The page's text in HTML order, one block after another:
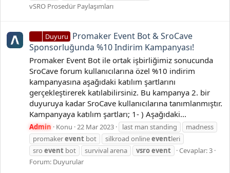
vSRO Prosedür Paylaşımları
Duyuru Promaker Event Bot & SroCave
Sponsorluğunda %10 Indirim Kampanyası!
Promaker Event Bot ile ortak işbirliğimiz sonucunda
SroCave forum kullanıcılarına özel %10 indirim
kampanyasına aşağıdaki katılım şartlarını
gerçekleştirerek katılabilirsiniz. Bu kampanya 2. bir
duyuruya kadar SroCave kullanıcılarına tanımlanmıştır.
Kampanyaya katılım şartları; 1- ) Aşağıdaki...
Admin Konu 22 Mar 2023 last man standing
madness
promakerevent bot silkroad onlineeventleri
sro event bot survival arena vsroevent
Cevaplar: 3
Forum: Duyurular